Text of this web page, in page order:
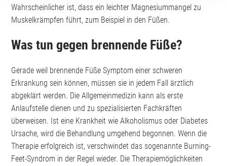
Wahrscheinlicher ist, dass ein leichter Magnesiummangel zu
Muskelkrämpfen führt, zum Beispiel in den Füßen.
Was tun gegen brennende Füße?
Gerade weil brennende Füße Symptom einer schweren
Erkrankung sein können, müssen sie in jedem Fall ärztlich
abgeklärt werden. Die Allgemeinmedizin kann als erste
Anlaufstelle dienen und zu spezialisierten Fachkräften
überweisen. Ist eine Krankheit wie Alkoholismus oder Diabetes
Ursache, wird die Behandlung umgehend begonnen. Wenn die
Therapie erfolgreich ist, verschwindet das sogenannte Burning-
Feet-Syndrom in der Regel wieder. Die Therapiemöglichkeiten